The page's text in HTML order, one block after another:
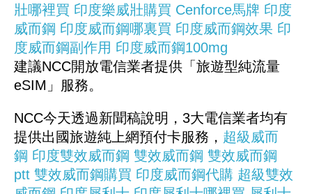
壯哪裡買 印度樂威壯購買 Cenforce馬牌 印度
威而鋼 印度威而鋼哪裏買 印度威而鋼效果 印
度威而鋼副作用 印度威而鋼100mg
建議NCC開放電信業者提供「旅遊型純流量
eSIM」服務。
NCC今天透過新聞稿說明，3大電信業者均有
提供出國旅遊純上網預付卡服務， 超級威而
鋼 印度雙效威而鋼 雙效威而鋼 雙效威而鋼
ptt 雙效威而鋼購買 印度威而鋼代購 超級雙效